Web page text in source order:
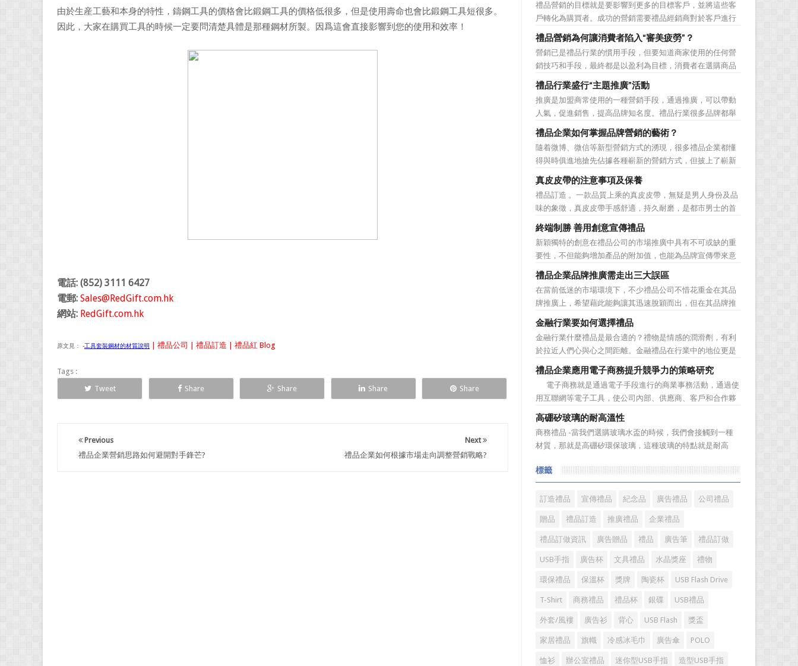
由於生産工藝和本身的特性，鑄鋼工具的價格會比鍛鋼工具的價格低很多，但是使用壽命也會比鍛鋼工具短很多。
因此，大家在購買工具的時候一定要問清楚具體是那種鋼材所製。因爲這會直接影響到您的使用和效率！
電話: (852) 3111 6427
電郵: Sales@RedGift.com.hk
網站: RedGift.com.hk
原文見： -工具套裝鋼材的材質說明 | 禮品公司 | 禮品訂造 | 禮品紅 Blog
Tags :
Tweet
Share Share Share Share
Next
禮品企業如何根據市場走向調整營銷戰略?
Previous
禮品企業營銷思路如何避開對手鋒芒?
禮品營銷的目標就是要影響到更多的目標客戶，並將這些客
戶轉化為購買者。成功的營銷需要禮品經銷商對於客戶進行
相應的分類，了解不同類型客戶的貢獻度，從而有的放矢的
制定相應的營銷對策，而這需要對於客戶研究方面更多地投
入，這不僅是銷售環節的事，也需要營銷管理策略的整體支
持。具體來說，有以下...
禮品營銷為何讓消費者陷入“審美疲勞”？
營銷已是禮品行業的慣用手段，但要知道商家使用的任何營
銷技巧和手段，最終都是以盈利為目標，消費者在選購商品
時最為關注的便是如何利用最低的費用購買到最超值的貨
品。在禮品公司使用常規的營銷方式的同時，消費者也不免
走陷入了“審美疲勞”。 編者總結了最讓消費者對禮品行
業營銷產生免疫...
禮品行業盛行“主題推廣”活動
推廣是加盟商常使用的一種營銷手段，通過推廣，可以帶動
人氣，促進銷售，提高品牌知名度。禮品行業很多品牌都舉
辦過多場推廣活動，來帶動品牌的提升，然而，隨着推廣活
動的普遍，消費者對於這種推廣已經見怪不怪了。 所
以，儘管現在許多商家打着賠本推廣、以跳樓價銷售的口號
大搞活動，但生意...
禮品企業如何掌握品牌營銷的藝術？
隨着微博、微信等新型營銷方式的湧現，很多禮品企業都懂
得與時俱進地搶先佔據各種嶄新的營銷方式，但披上了嶄新
的營銷軀殼，卻沒有掌握營銷的靈魂。要知道，營銷真正的
價值不是將品牌鋪設到消費者眼前，而是將品牌印到消費者
心裡 與消費者的心理距離的拉近，並不是一朝一夕的事
情，需要做好持...
真皮皮帶的注意事項及保養
禮品訂造 。一款品質上乘的真皮皮帶，無疑是男人身份及品
味的象徵，真皮皮帶手感舒適，持久耐磨，是都市男士的首
選。當你還在髮愁老爸生日禮物送什麼的時候，一款真皮皮
帶就是非常不錯的選擇。但是真皮皮帶如果疏於保養，也會
黯然失色，出現裂痕和破損的痕跡，今天小編就爲大家分享
真皮皮帶的注意事項...
終端制勝 善用創意宣傳禮品
新穎獨特的創意在禮品公司的市場推廣中具有不可或缺的重
要性，不但能夠增加產品的附加值，也能為品牌宣傳帶來意
想不到的促進作用。禮品公司如果能夠巧妙運用這些獨具創
意的宣傳禮品來提升宣傳技巧，在終端推廣中將更具競爭
力。 打火機、煙灰缸、鑰匙鏈、毛巾……當今市場上的
宣傳品幾乎是司空...
禮品企業品牌推廣需走出三大誤區
在當前低迷的市場環境下，不少禮品公司不惜花重金在其品
牌推廣上，希望藉此能夠讓其迅速脫穎而出，但在其品牌推
廣的營銷管理思路上，也有許多禮品企業走入了幾大誤區而
無法自拔，這其中，最為常見的誤區有： 誤區一：不清
楚品牌到底在表達什麼 很多禮品企業在推廣品牌之前，
不知道到...
金融行業要如何選擇禮品
金融行業什麼禮品是最合適的？禮物是情感的潤滑劑，有利
於拉近人們心與心之間距離。金融禮品在行業中的地位更是
不容忽視，因為禮品即是企業形象的象徵，又是企業地位的
彰顯，同時對收禮人來說，一份禮物的永恆意義是語言難以
企及的。難怪有人曾說：再省也不能省禮物，再窮也不能窮
送禮。但是，禮品選擇...
禮品企業應用電子商務提升競爭力的策略研究
電子商務就是通過電子手段進行的商業事務活動，通過使
用互聯網等電子工具，使公司內部、供應商、客戶和合作夥
伴之間，利用電子業務共享信息，實現企業間業務流程的電
子化，配合企業內部的電子化生產管理系統，提高企業的生
產、庫存、流通和資金等各個環節的效率。它具有結構性、
動態性、社...
高硼矽玻璃的耐高溫性
商務禮品 -當我們選購玻璃水盃的時候，我們會接觸到一種
材質，那就是高硼矽環保玻璃，這種玻璃的特點就是耐高
紅的小編給大家總結如下。 耐熱玻璃【Heat-resistant
glass】是指含有耐熱性強的硼酸﹑矽酸成分,能夠...
標籤
訂造禮品 宣傳禮品 紀念品 廣告禮品 公司禮品
贈品 禮品訂造 推廣禮品 企業禮品
禮品訂做資訊 廣告贈品 禮品 廣告筆 禮品訂做
USB手指 廣告杯 文具禮品 水晶獎座 禮物
環保禮品 保溫杯 獎牌 陶瓷杯 USB Flash Drive
T-Shirt 商務禮品 禮品杯 銀碟 USB禮品
外套/風褸 廣告衫 背心 USB Flash 獎盃
家居禮品 旗幟 冷感冰毛巾 廣告傘 POLO
恤衫 辦公室禮品 迷你型USB手指 造型USB手指